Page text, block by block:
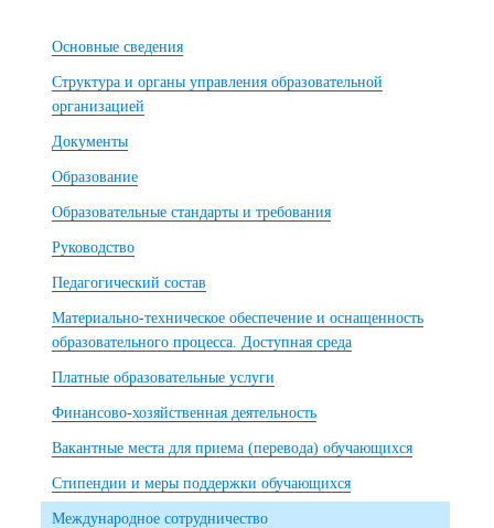
Основные сведения
Структура и органы управления образовательной
организацией
Документы
Образование
Образовательные стандарты и требования
Руководство
Педагогический состав
Материально-техническое обеспечение и оснащенность
образовательного процесса. Доступная среда
Платные образовательные услуги
Финансово-хозяйственная деятельность
Вакантные места для приема (перевода) обучающихся
Стипендии и меры поддержки обучающихся
Международное сотрудничество